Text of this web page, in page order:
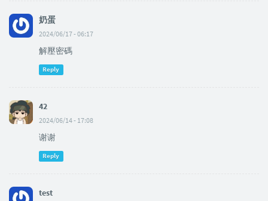
奶蛋
2024/06/17 - 06:17
解壓密碼
Reply
42
2024/06/14 - 17:08
谢谢
Reply
test